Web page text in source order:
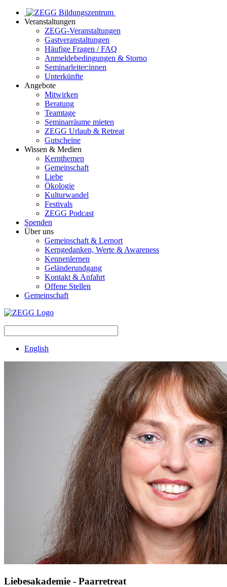
Veranstaltungen
ZEGG-Veranstaltungen
Gastveranstaltungen
Häufige Fragen / FAQ
Anmeldebedingungen & Storno
Seminarleiter:innen
Unterkünfte
Angebote
Mitwirken
Beratung
Teamtage
Seminarräume mieten
ZEGG Urlaub & Retreat
Gutscheine
Wissen & Medien
Kernthemen
Gemeinschaft
Liebe
Ökologie
Kulturwandel
Festivals
ZEGG Podcast
Spenden
Über uns
Gemeinschaft & Lernort
Kerngedanken, Werte & Awareness
Kennenlernen
Geländerundgang
Kontakt & Anfahrt
Offene Stellen
Gemeinschaft
English
Liebesakademie - Paarretreat